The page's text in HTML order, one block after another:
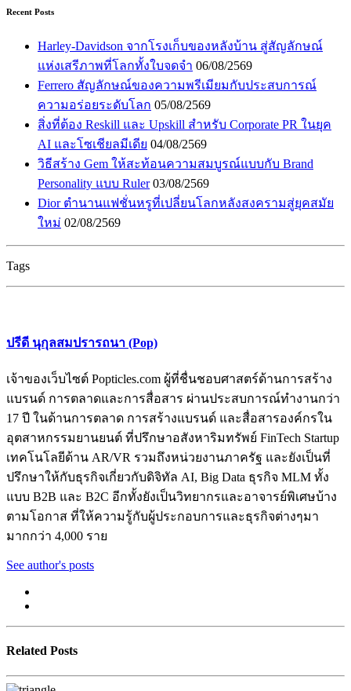
Recent Posts
Harley-Davidson จากโรงเก็บของหลังบ้าน สู่สัญลักษณ์
แห่งเสรีภาพที่โลกทั้งใบจดจำ 06/08/2569
Ferrero สัญลักษณ์ของความพรีเมียมกับประสบการณ์
ความอร่อยระดับโลก 05/08/2569
สิ่งที่ต้อง Reskill และ Upskill สำหรับ Corporate PR ในยุค
AI และโซเชียลมีเดีย 04/08/2569
วิธีสร้าง Gem ให้สะท้อนความสมบูรณ์แบบกับ Brand
Personality แบบ Ruler 03/08/2569
Dior ตำนานแฟชั่นหรูที่เปลี่ยนโลกหลังสงครามสู่ยุคสมัย
ใหม่ 02/08/2569
Tags
ปรีดี นุกุลสมปรารถนา (Pop)
เจ้าของเว็บไซต์ Popticles.com ผู้ที่ชื่นชอบศาสตร์ด้านการสร้าง
แบรนด์ การตลาดและการสื่อสาร ผ่านประสบการณ์ทำงานกว่า
17 ปี ในด้านการตลาด การสร้างแบรนด์ และสื่อสารองค์กรใน
อุตสาหกรรมยานยนต์ ที่ปรึกษาอสังหาริมทรัพย์ FinTech Startup
เทคโนโลยีด้าน AR/VR รวมถึงหน่วยงานภาครัฐ และยังเป็นที่
ปรึกษาให้กับธุรกิจเกี่ยวกับดิจิทัล AI, Big Data ธุรกิจ MLM ทั้ง
แบบ B2B และ B2C อีกทั้งยังเป็นวิทยากรและอาจารย์พิเศษบ้าง
ตามโอกาส ที่ให้ความรู้กับผู้ประกอบการและธุรกิจต่างๆมา
มากกว่า 4,000 ราย
See author's posts
Related Posts